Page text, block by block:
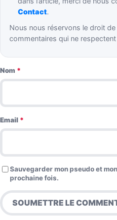
Contact.
Nous nous réservons le droit
commentaires qui ne
Nom *
Email *
Sauvegarder mon pseudo et
prochaine fois.